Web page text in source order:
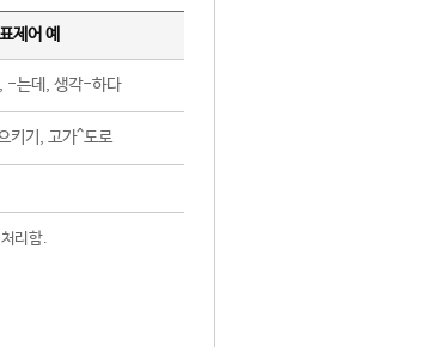
표제어 예
-는데, 생각-하다
키기, 고가^도로
리함.